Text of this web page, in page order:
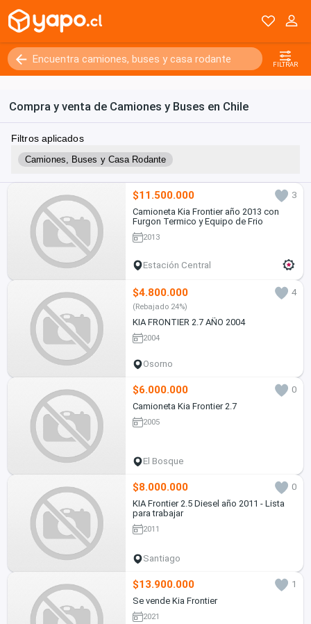
FILTRAR
Compra y venta de Camiones y Buses en Chile
Filtros aplicados
Camiones, Buses y Casa Rodante
$11.500.000
3
Camioneta Kia Frontier año 2013 con
Furgon Termico y Equipo de Frio
2013
Estación Central
$4.800.000 4
(Rebajado 24%)
KIA FRONTIER 2.7 AÑO 2004
2004
Osorno
$6.000.000
0
Camioneta Kia Frontier 2.7
2005
El Bosque
$8.000.000
0
KIA Frontier 2.5 Diesel año 2011 - Lista
para trabajar
2011
Santiago
$13.900.000
1
Se vende Kia Frontier
2021